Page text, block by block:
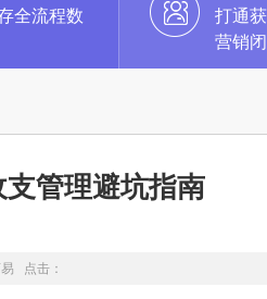
全流程数
打通
营销
管理避坑指南
点击：